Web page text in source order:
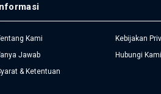
Kami
Jawab
& Ketentuan
Kebijakan
Hubungi Kami